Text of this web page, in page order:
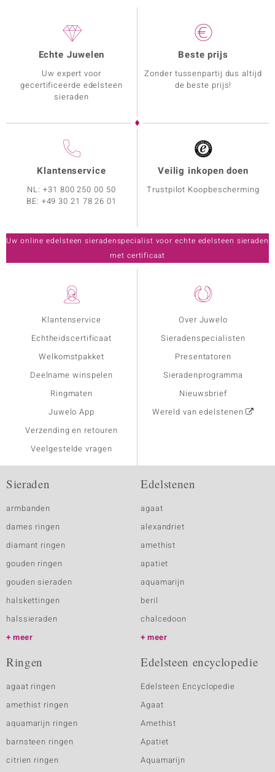
Klantenservice
Echtheidscertificaat
Welkomstpakket
Deelname winspelen
Ringmaten
Juwelo App
Verzending en retouren
Veelgestelde vragen
Over Juwelo
Sieradenspecialisten
Presentatoren
Sieradenprogramma
Nieuwsbrief
Wereld van edelstenen
Echte Juwelen
Uw expert voor
gecertificeerde edelsteen
sieraden
Beste prijs
Zonder tussenpartij dus altijd
de beste prijs!
Klantenservice
NL:+31 800 250 00 50
BE: +49 30 21 78 26 01
Veilig inkopen doen
Trustpilot Koopbescherming
Uw online edelsteen sieradenspecialist voor echte edelsteen sieraden
met certificaat
Sieraden
armbanden
dames ringen
diamant ringen
gouden ringen
gouden sieraden
halskettingen
halssieraden
meer
Edelstenen
agaat
alexandriet
amethist
apatiet
aquamarijn
beril
chalcedoon
meer
Ringen
agaat ringen
amethist ringen
aquamarijn ringen
barnsteen ringen
citrien ringen
Edelsteen encyclopedie
Edelsteen Encyclopedie
Agaat
Amethist
Apatiet
Aquamarijn